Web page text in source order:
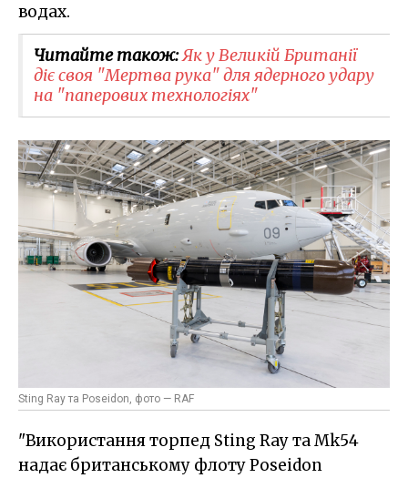
водах.
Читайте також:Як у Великій Британії
діє своя "Мертва рука" для ядерного удару
на "паперових технологіях"
Sting Ray та Poseidon, фото — RAF
"Використання торпед Sting Ray та Mk54
надає британському флоту Poseidon